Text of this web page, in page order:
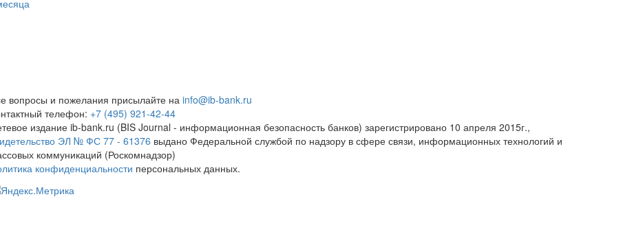
вопросы и пожелания присылайте на info@ib-bank.ru
телефон: +7 (495) 921-42-44
издание ib-bank.ru (BIS Journal - информационная безопасность банков) зарегистрировано 10 апреля 2015г.,
ЭЛ № ФС 77 - 61376 выдано Федеральной службой по надзору в сфере связи, информационных технологий и
коммуникаций (Роскомнадзор)
конфиденциальности персональных данных.